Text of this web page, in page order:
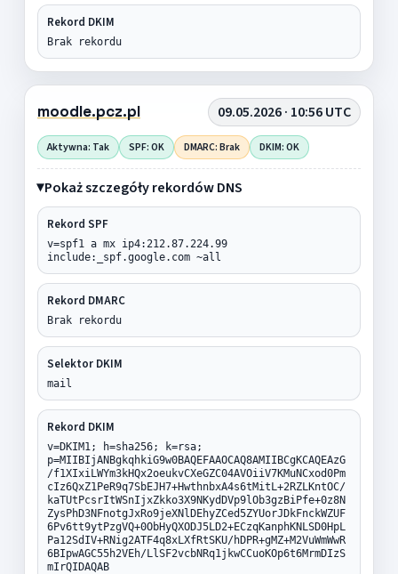
Rekord DKIM
Brak rekordu
moodle.pcz.pl 09.05.2026 · 10:56 UTC
Aktywna: Tak SPF: OK DMARC: Brak DKIM: OK
Pokaż szczegóły rekordów DNS
Rekord SPF
v=spf1 a mx ip4:212.87.224.99
include:_spf.google.com ~all
Rekord DMARC
Brak rekordu
Selektor DKIM
mail
Rekord DKIM
v=DKIM1; h=sha256; k=rsa;
p=MIIBIjANBgkqhkiG9w0BAQEFAAOCAQ8AMIIBCgKCAQEAzG
/f1XIxiLWYm3kHQx2oeukvCXeGZC04AVOiiV7KMuNCxod0Pm
cIz6QxZ1PeR9q7SbEJH7+HwthnbxA4s6tMitL+2RZLKntOC/
kaTUtPcsrItWSnIjxZkko3X9NKydDVp9lOb3gzBiPfe+0z8N
ZysPhD3NFnotgJxRo9jeXNlDEhyZCed5ZYUorJDkFnckWZUF
6Pv6tt9ytPzgVQ+0ObHyQXODJ5LD2+ECzqKanphKNLSD0HpL
Pa12SdIV+RNig2ATF4q8xLXfRtSKU/hDPR+gMZ+M2VuWmWwR
6BIpwAGC55h2VEh/LlSF2vcbNRq1jkwCCuoKOp6t6MrmDIzS
mIrQIDAQAB